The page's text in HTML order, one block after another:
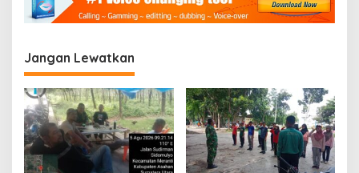
i
p
o
s
Jangan Lewatkan